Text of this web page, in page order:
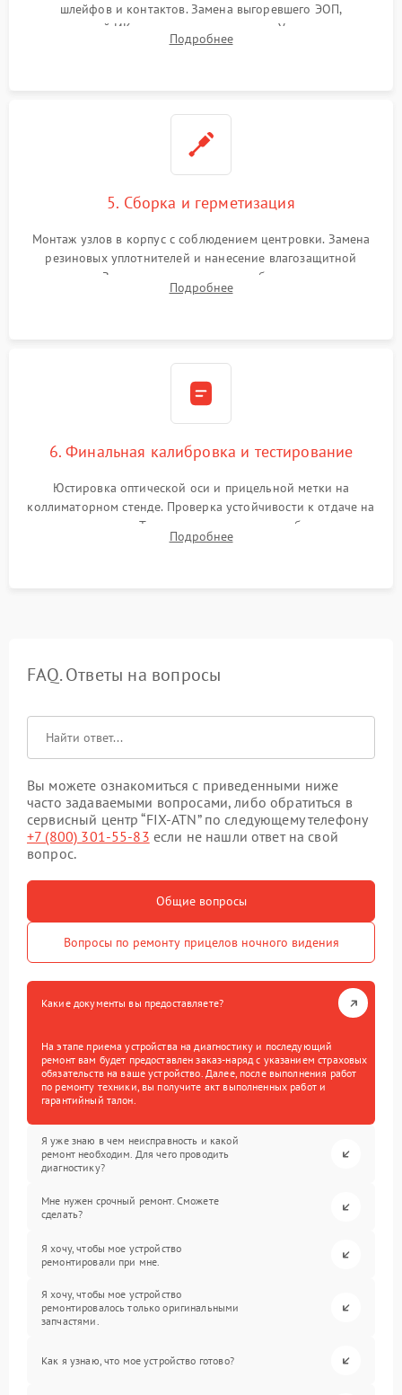
шлейфов и контактов. Замена выгоревшего ЭОП,
неисправной ИК-подсветки или матрицы. Ультразвуковая
очистка плат и удаление загрязнений с линз объектива и
Подробнее
5. Сборка и герметизация
Монтаж узлов в корпус с соблюдением центровки. Замена
резиновых уплотнителей и нанесение влагозащитной
смазки. Заполнение внутреннего объема прицела
осушенным азотом для предотвращения запотевания оптики
Подробнее
6. Финальная калибровка и тестирование
Юстировка оптической оси и прицельной метки на
коллиматорном стенде. Проверка устойчивости к отдаче на
ударном стенде. Тестирование качества изображения в
темноте, дальности обнаружения и корректной работы всех
Подробнее
FAQ. Ответы на вопросы
Вы можете ознакомиться с приведенными ниже
часто задаваемыми вопросами, либо обратиться в
сервисный центр “FIX-ATN” по следующему телефону
+7 (800) 301-55-83 если не нашли ответ на свой
вопрос.
Общие вопросы
Вопросы по ремонту прицелов ночного видения
Какие документы вы предоставляете?
На этапе приема устройства на диагностику и последующий
ремонт вам будет предоставлен заказ-наряд с указанием страховых
обязательств на ваше устройство. Далее, после выполнения работ
по ремонту техники, вы получите акт выполненных работ и
гарантийный талон.
Я уже знаю в чем неисправность и какой
ремонт необходим. Для чего проводить
диагностику?
Мне нужен срочный ремонт. Сможете
сделать?
Я хочу, чтобы мое устройство
ремонтировали при мне.
Я хочу, чтобы мое устройство
ремонтировалось только оригинальными
запчастями.
Как я узнаю, что мое устройство готово?